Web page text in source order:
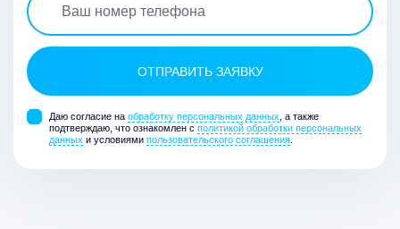
Даю согласие на обработку персональных данных , а также
подтверждаю, что ознакомлен с политикой обработки персональных
данных и условиями пользовательского соглашения